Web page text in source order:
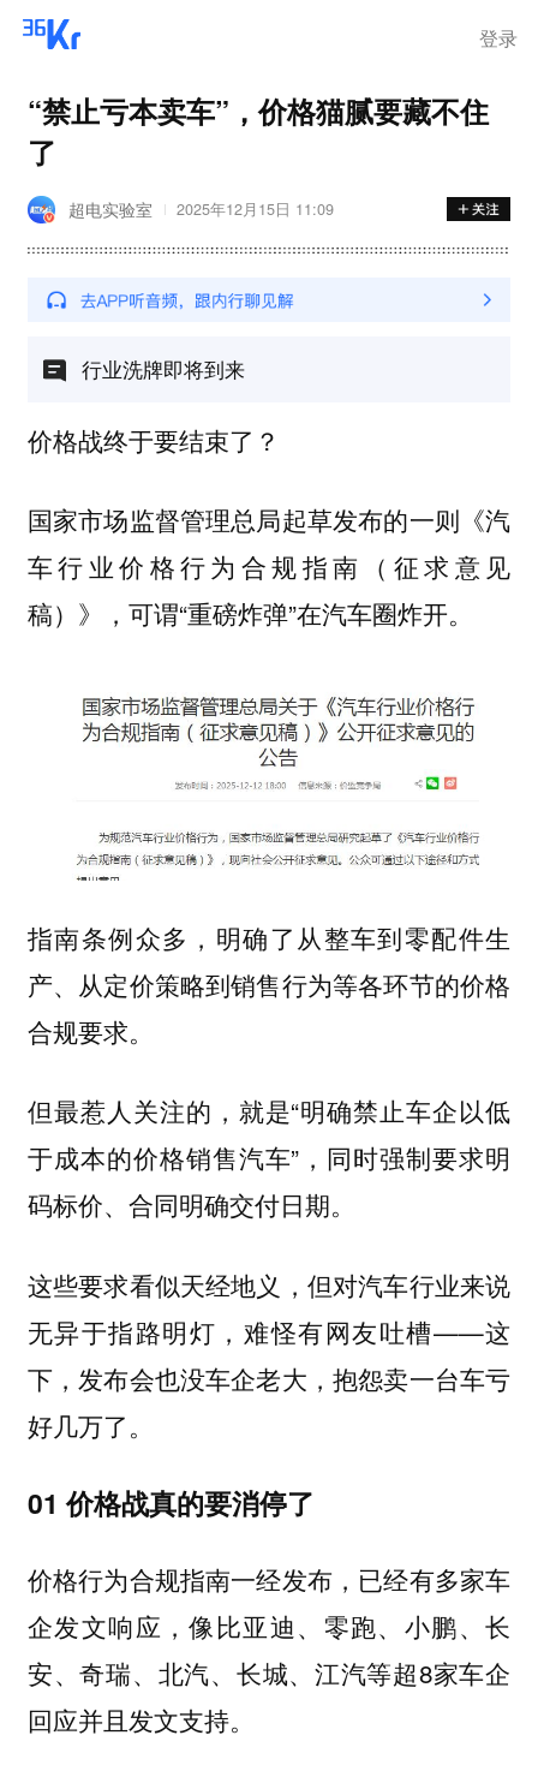
登录
“禁止亏本卖车”，价格猫腻要藏不住
了
超电实验室 2025年12月15日 11:09
行业洗牌即将到来
价格战终于要结束了？
国家市场监督管理总局起草发布的一则《汽
车行业价格行为合规指南
（征求意见
稿）》，可谓“重磅炸弹”在汽车圈炸开。
指南条例众多，明确了从整车到零配件生
产、从定价策略到销售行为等各环节的价格
合规要求。
但最惹人关注的，就是“明确禁止车企以低
于成本的价格销售汽车”，同时强制要求明
码标价、合同明确交付日期。
这些要求看似天经地义，但对汽车行业来说
无异于指路明灯，难怪有网友吐槽——这
下，发布会也没车企老大，抱怨卖一台车亏
好几万了。
01 价格战真的要消停了
价格行为合规指南一经发布，已经有多家车
企发文响应，像比亚迪、零跑、小鹏、长
安、奇瑞、北汽、长城、江汽等超8家车企
回应并且发文支持。